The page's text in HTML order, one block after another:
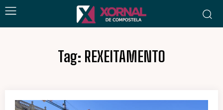
Tag: REXEITAMENTO